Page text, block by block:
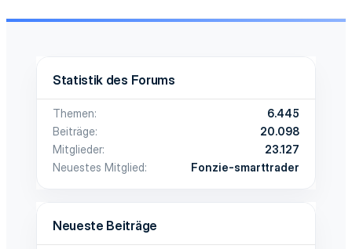
Statistik des Forums
Themen
6.445
Beiträge
20.098
Mitglieder
23.127
Neuestes Mitglied
Fonzie-smarttrader
Neueste Beiträge